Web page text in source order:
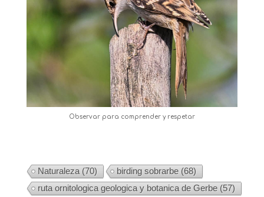
Observar para comprender y respetar
Naturaleza(70) birding sobrarbe(68)
ruta ornitologica geologica y botanica de Gerbe(57)